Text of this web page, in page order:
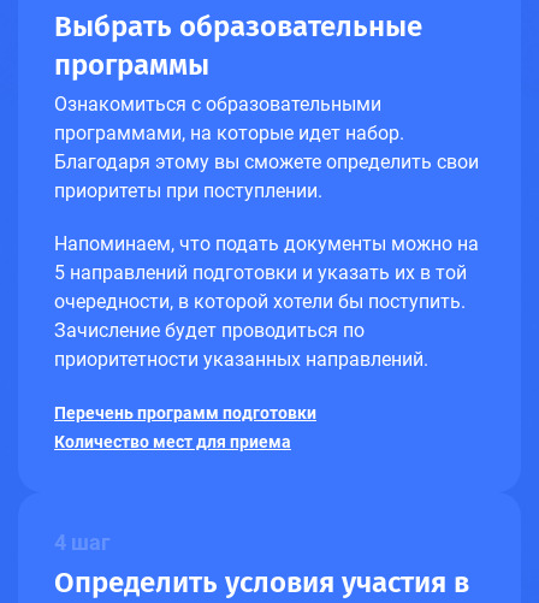
Выбрать образовательные
программы
Ознакомиться с образовательными
программами, на которые идет набор.
Благодаря этому вы сможете определить свои
приоритеты при поступлении.
Напоминаем, что подать документы можно на
5 направлений подготовки и указать их в той
очередности, в которой хотели бы поступить.
Зачисление будет проводиться по
приоритетности указанных направлений.
Перечень программ подготовки
Количество мест для приема
4 шаг
Определить условия участия в